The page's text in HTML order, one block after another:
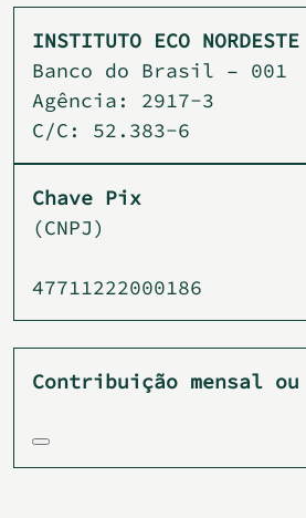
INSTITUTO ECO NORDESTE
Banco do Brasil – 001
Agência: 2917-3
C/C: 52.383-6
Chave Pix
(CNPJ)
47711222000186
Contribuição mensal